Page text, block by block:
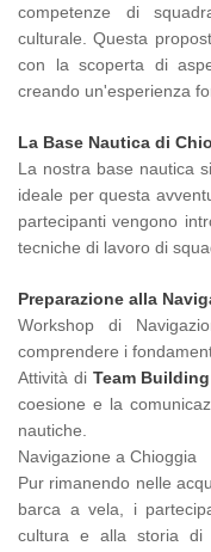
competenze di
culturale. Questa
con la scoperta di
creando un'esperienza
La Base Nautica di
La nostra base nautica
ideale per questa
partecipanti vengono
tecniche di lavoro di
Preparazione alla
Workshop di
comprendere i
Attività di Team Building
coesione e la
nautiche.
Navigazione a Chioggia
Pur rimanendo nelle
barca a vela, i
cultura e alla storia di